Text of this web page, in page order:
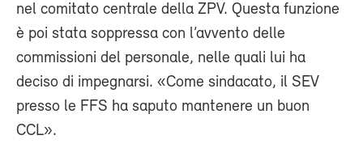
nel comitato centrale della ZPV. Questa funzione
è poi stata soppressa con l’avvento delle
commissioni del personale, nelle quali lui ha
deciso di impegnarsi. «Come sindacato, il SEV
presso le FFS ha saputo mantenere un buon
CCL».